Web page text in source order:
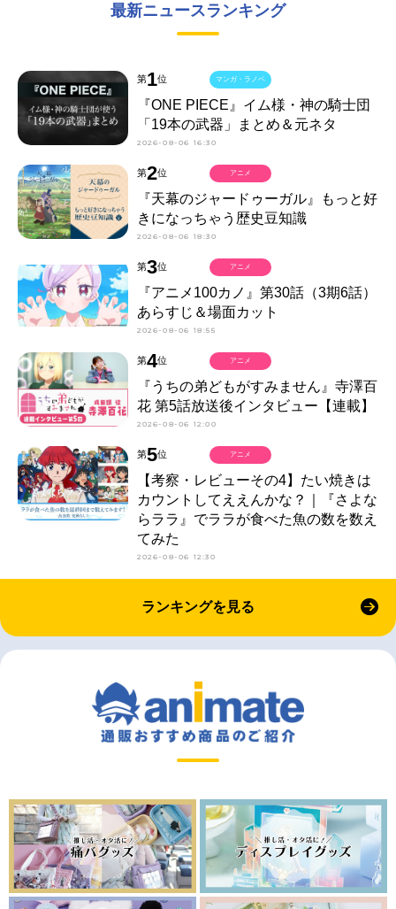
最新ニュースランキング
第1位
『ONE PIECE』イム様・神の騎士団
「19本の武器」まとめ＆元ネタ
2026-08-06 16:30
マンガ・ラノベ
第2位
『天幕のジャードゥーガル』もっと好
きになっちゃう歴史豆知識
2026-08-06 18:30
アニメ
第3位
『アニメ100カノ』第30話（3期6話）
あらすじ＆場面カット
2026-08-06 18:55
アニメ
第4位
『うちの弟どもがすみません』寺澤百
花 第5話放送後インタビュー【連載】
2026-08-06 12:00
アニメ
第5位
【考察・レビューその4】たい焼きは
カウントしてええんかな？｜『さよな
らララ』でララが食べた魚の数を数え
てみた
2026-08-06 12:30
アニメ
ランキングを見る